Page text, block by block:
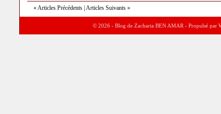
« Articles Précédents | Articles Suivants »
© 2026 - Blog de Zacharia BEN AMAR - Propulsé par